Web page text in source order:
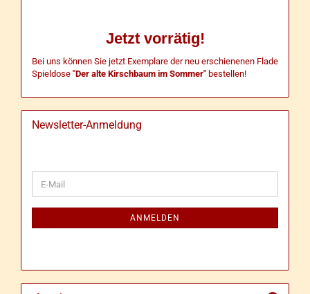
Jetzt vorrätig!
Bei uns können Sie jetzt Exemplare der neu erschienenen Flade
Spieldose "Der alte Kirschbaum im Sommer" bestellen!
Newsletter-Anmeldung
ZUR
E-
Mail
ANMELDEN